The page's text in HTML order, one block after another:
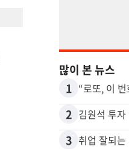
많이 본 뉴스
1
2 김원석 투
3 취업 잘되